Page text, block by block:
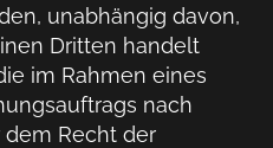
unabhängig davon,
Dritten handelt
im Rahmen eines
nach
Recht der